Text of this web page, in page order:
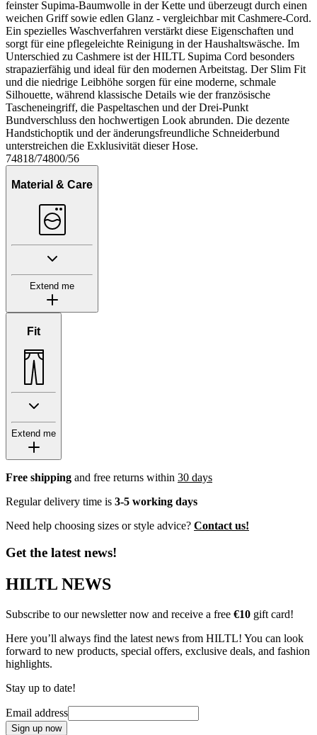
feinster Supima-Baumwolle in der Kette und überzeugt durch einen
weichen Griff sowie edlen Glanz - vergleichbar mit Cashmere-Cord.
Ein spezielles Waschverfahren verstärkt diese Eigenschaften und
sorgt für eine pflegeleichte Reinigung in der Haushaltswäsche. Im
Unterschied zu Cashmere ist der HILTL Supima Cord besonders
strapazierfähig und ideal für den modernen Arbeitstag. Der Slim Fit
und die niedrige Leibhöhe sorgen für eine moderne, schmale
Silhouette, während klassische Details wie der französische
Tascheneingriff, die Paspeltaschen und der Drei-Punkt
Bundverschluss den hochwertigen Look abrunden. Die dezente
Handstichoptik und der änderungsfreundliche Schneiderbund
unterstreichen die Exklusivität dieser Hose.
74818/74800/56
Material & Care
Extend me
Fit
Extend me
Free shipping and free returns within 30 days
Regular delivery time is 3-5 working days
Need help choosing sizes or style advice? Contact us!
Get the latest news!
HILTL NEWS
Subscribe to our newsletter now and receive a free €10 gift card!
Here you’ll always find the latest news from HILTL! You can look
forward to new products, special offers, exclusive deals, and fashion
highlights.
Stay up to date!
Email address
Sign up now